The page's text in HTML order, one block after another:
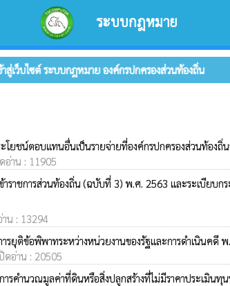
ระบบกฎหมาย
ว็บไซต์ ระบบกฎหมาย องค์กรปกครองส่วนท้องถิ่น
ะโยชน์ตอบแทนอื่นเป็นรายจ่ายที่องค์กรปกครองส่วนท้อง
อ่าน : 11905
ราชการส่วนท้องถิ่น (ฉบับที่ 3) พ.ศ. 2563 และระเบียบก
น : 13294
รยุติข้อพิพาทระหว่างหน่วยงานของรัฐและการดำเนินคดี
ดอ่าน : 20505
ารคำนวณมูลค่าที่ดินหรือสิ่งปลูกสร้างที่ไม่มีราคาประเมิน